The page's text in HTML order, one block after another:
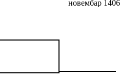
новембар 1406